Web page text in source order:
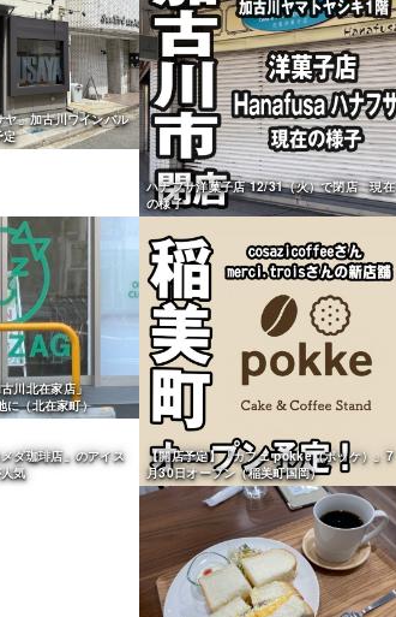
ヤ」加古川ワインバル
定
ハナフサ洋菓子店 12/31（火）で閉店 現在
の様子
川北在家店」
に（北在家町）
【開店予定】「カフェ pokke（ポッケ）」7
月30日オープン（稲美町国岡）